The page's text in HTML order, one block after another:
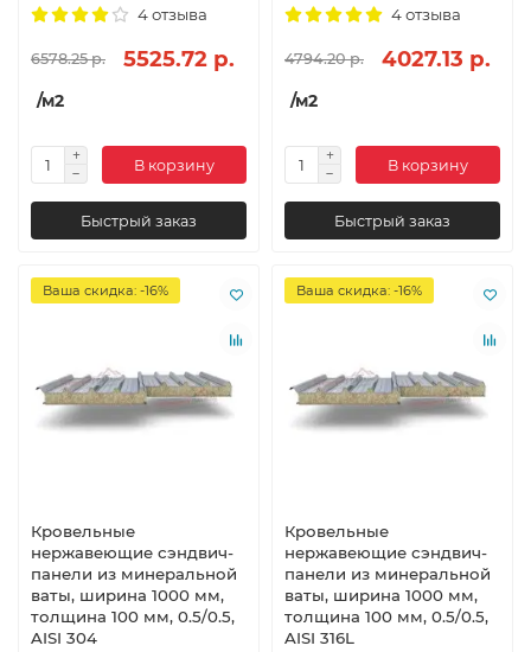
4 отзыва
6578.25 р. 5525.72 р.
/м2
В корзину
Быстрый заказ
4 отзыва
4794.20 р. 4027.13 р.
/м2
В корзину
Быстрый заказ
Ваша скидка: -16%
Кровельные
нержавеющие сэндвич-
панели из минеральной
ваты, ширина 1000 мм,
толщина 100 мм, 0.5/0.5,
AISI 304
Ваша скидка: -16%
Кровельные
нержавеющие сэндвич-
панели из минеральной
ваты, ширина 1000 мм,
толщина 100 мм, 0.5/0.5,
AISI 316L